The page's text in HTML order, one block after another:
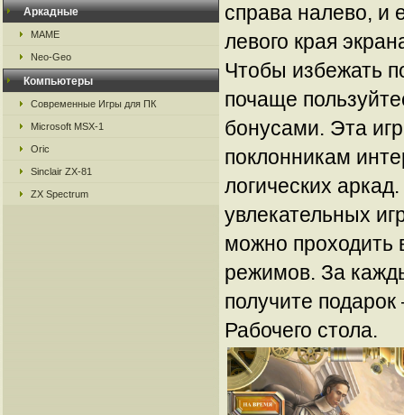
Аркадные
MAME
Neo-Geo
Компьютеры
Современные Игры для ПК
Microsoft MSX-1
Oric
Sinclair ZX-81
ZX Spectrum
справа налево, и
левого края
Чтобы избежать
почаще
бонусами. Эта
поклонникам
логических
увлекательных
можно проходить
режимов. За
получите
Рабочего стола.